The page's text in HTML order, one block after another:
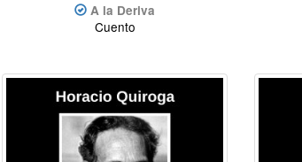
A la Deriva
Cuento